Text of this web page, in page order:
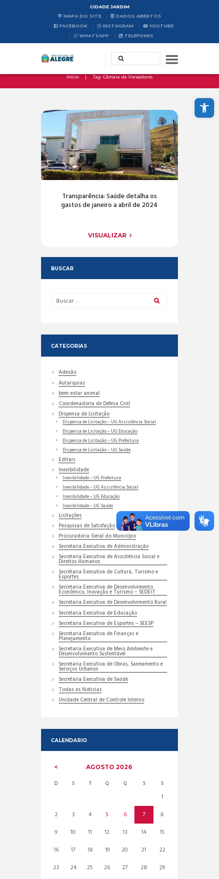
Abrir a barra de ferramentas
CIDADE JARDIM
MAPA DO SITE
DADOS ABERTOS
FACEBOOK
INSTAGRAM
YOUTUBE
WHATSAPP
TELEFONES
Início Tag: Câmara de Vereadores
Transparência: Saúde detalha os
gastos de janeiro a abril de 2024
VISUALIZAR
BUSCAR
CATEGORIAS
Adesão
Autarquias
bem-estar animal
Coordenadoria de Defesa Civil
Dispensa de Licitação
Dispensa de Licitação – UG Assistência Social
Dispensa de Licitação – UG Educação
Dispensa de Licitação – UG Prefeitura
Dispensa de Licitação – UG Saúde
Editais
Inexibilidade
Inexibilidade – UG Prefeitura
Inexibilidade – UG Assistência Social
Inexibilidade – UG Educação
Inexibilidade – UG Saúde
Licitações
Pesquisas de Satisfação
Procuradoria Geral do Município
Secretaria Executiva de Administração
Secretaria Executiva de Assistência Social e
Direitos Humanos
Secretaria Executiva de Cultura, Turismo e
Esportes
Secretaria Executiva de Desenvolvimento
Econômico, Inovação e Turismo – SEDEIT
Secretaria Executiva de Desenvolvimento Rural
Secretaria Executiva de Educação
Secretaria Executiva de Esportes – SEESP
Secretaria Executiva de Finanças e
Planejamento
Secretaria Executiva de Meio Ambiente e
Desenvolvimento Sustentável
Secretaria Executiva de Obras, Saneamento e
Serviços Urbanos
Secretaria Executiva de Saúde
Todas as Noticias
Unidade Central de Controle Interno
CALENDARIO
AGOSTO2026
D S T Q Q S S
1
2
3 4 5 6 7
8
9
10 11 12 13 14
15
16
17 18 19 20 21
22
23
24 25 26 27 28 29